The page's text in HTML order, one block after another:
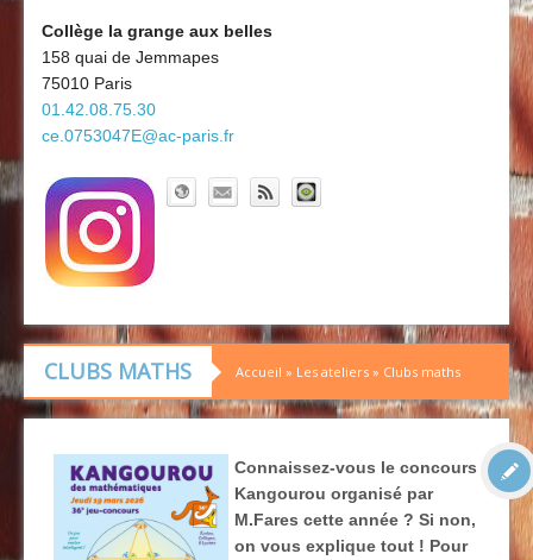
Board'Gab
Clubs maths
Découvrir le collège
Collège la grange aux belles
158 quai de Jemmapes
75010 Paris
01.42.08.75.30
ce.0753047E@ac-paris.fr
CLUBS MATHS Accueil » Les ateliers » Clubs maths
Connaissez-vous le concours
Kangourou organisé par
M.Fares cette année ? Si non,
on vous explique tout ! Pour